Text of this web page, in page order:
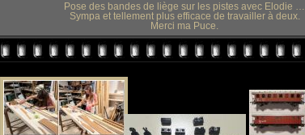
Pose des bandes de liège sur les pistes avec Elodie …
Sympa et tellement plus efficace de travailler à deux.
Merci ma Puce.